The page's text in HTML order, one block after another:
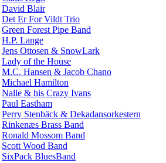
David Blair
Det Er For Vildt Trio
Green Forest Pipe Band
H.P. Lange
Jens Ottosen & SnowLark
Lady of the House
M.C. Hansen & Jacob Chano
Michael Hamilton
Nalle & his Crazy Ivans
Paul Eastham
Perry Stenbäck & Dekadansorkestern
Rinkenæs Brass Band
Ronald Mossom Band
Scott Wood Band
SixPack BluesBand